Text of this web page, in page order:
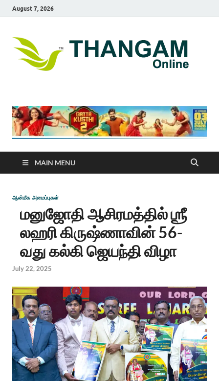
August 7, 2026
MAIN MENU
ஆன்மீக அமைப்புகள்
மனுஜோதி ஆசிரமத்தில் ஶ்ரீ
லஹரி கிருஷ்ணாவின் 56-
வது கல்கி ஜெயந்தி விழா
July 22, 2025